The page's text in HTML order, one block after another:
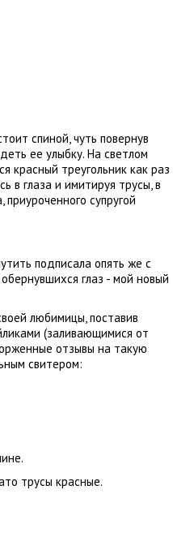
спиной, чуть повернув
ее улыбку. На светлом
красный треугольник как раз
в глаза и имитируя трусы, в
супругой
подписала опять же с
глаз - мой новый
любимицы, поставив
(заливающимися от
отзывы на такую
свитером:
трусы красные.